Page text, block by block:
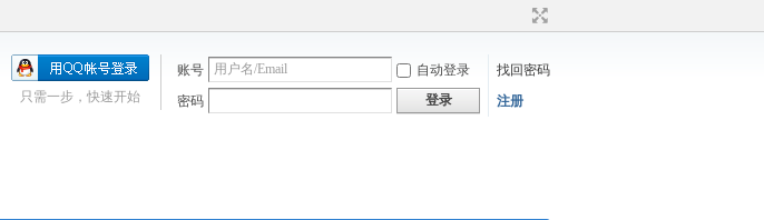
账号 自动登录
找回密码
密码
登录 注册
只需一步，快速开始